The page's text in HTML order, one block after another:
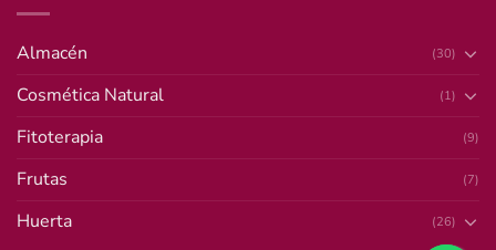
Almacén (30)
Cosmética Natural (1)
Fitoterapia (9)
Frutas (7)
Huerta (26)